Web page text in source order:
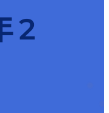
2